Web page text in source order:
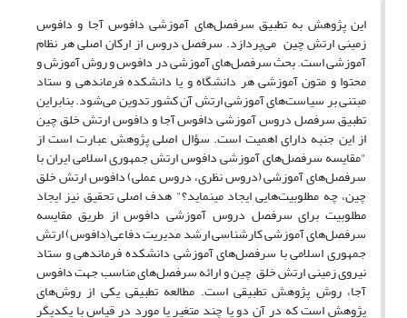
این پژوهش به تطبیق سرفصل­‌های آموزشی دافوس آجا و دافوس
زمینی ارتش چین می­‌پردازد. سرفصل دروس از ارکان اصلی هر نظام
آموزشی است. بحث سرفصل‌های آموزشی در دافوس و روش آموزش و
محتوا و متون آموزشی هر دانشگاه و یا دانشکده فرماندهی و ستاد
مبتنی بر سیاست‌های آموزشی ارتش آن کشور تدوین می‌شود.بنابراین
تطبیق سرفصل دروس آموزشی دافوس آجا و دافوس ارتش خلق چین
از این جنبه دارای اهمیت است. سؤال اصلی پژوهش عبارت است از
"مقایسه سرفصل‌های آموزشی دافوس ارتش جمهوری اسلامی ایران با
سرفصل‌های آموزشی (دروس نظری، دروس عملی) دافوس ارتش خلق
چین، چه مطلوبیت‌هایی ایجاد می­نماید؟" هدف اصلی تحقیق نیز ایجاد
مطلوبیت برای سرفصل دروس آموزشی دافوس از طریق مقایسه
سرفصل‌های آموزشی کارشناسی ارشد مدیریت دفاعی(دافوس) ارتش
جمهوری اسلامی با سرفصل‌های آموزشی دانشکده فرماندهی و ستاد
نیروی زمینی ارتش خلق چین و ارائه سرفصل‌های مناسب جهت دافوس
آجا، روش پژوهش تطبیقی است. مطالعه تطبیقی یکی از روش‌های
پژوهش است که در آن دو یا چند متغیر یا مورد در قیاس با یکدیگر